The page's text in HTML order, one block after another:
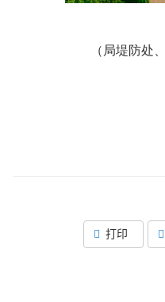
（局堤防处
打印